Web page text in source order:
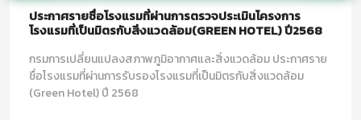
ประกาศรายชื่อโรงแรมที่ผ่านการตรวจประเมินโครงการ
โรงแรมที่เป็นมิตรกับสิ่งแวดล้อม(GREEN HOTEL) ปี2568
กรมการเปลี่ยนแปลงสภาพภูมิอากาศและสิ่งแวดล้อม ประกาศราย
ชื่อโรงแรมที่ผ่านการรับรองโรงแรมที่เป็นมิตรกับสิ่งแวดล้อม
(Green Hotel) ปี 2568